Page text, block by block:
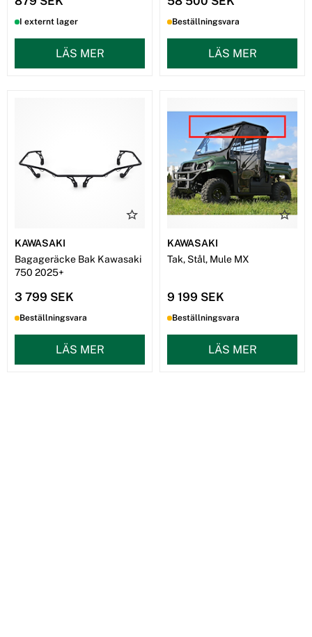
I externt lager
LÄS MER
Beställningsvara
LÄS MER
KAWASAKI
Bagageräcke Bak Kawasaki
750 2025+
3 799 SEK
Beställningsvara
LÄS MER
KAWASAKI
Tak, Stål, Mule MX
9 199 SEK
Beställningsvara
LÄS MER